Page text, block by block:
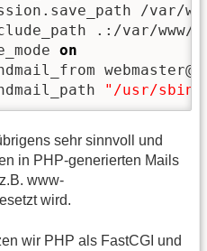
on
"/usr/sbin/
sehr sinnvoll und
in PHP-generierten Mails
www-
wird.
wir PHP als FastCGI und